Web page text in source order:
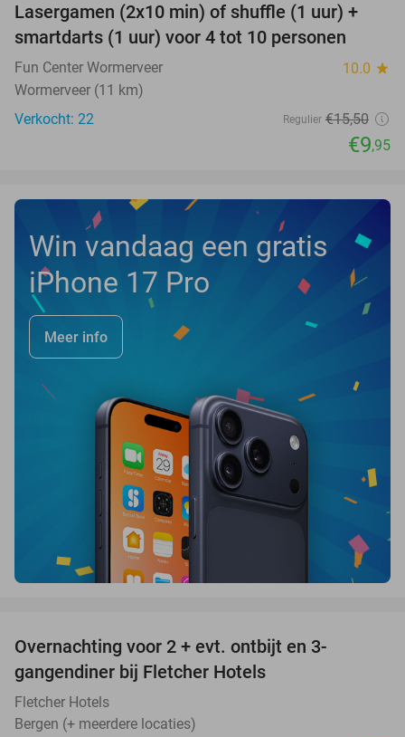
36%
NEW
TODAY
Lasergamen (2x10 min) of shuffle (1 uur) +
smartdarts (1 uur) voor 4 tot 10 personen
Fun Center Wormerveer 10.0 star
Wormerveer (11 km)
Verkocht: 22
Regulier €15,50
€9,95
Win vandaag een gratis
iPhone 17 Pro
Meer info
Overnachting voor 2 + evt. ontbijt en 3-
gangendiner bij Fletcher Hotels
Fletcher Hotels
Bergen (+ meerdere locaties)